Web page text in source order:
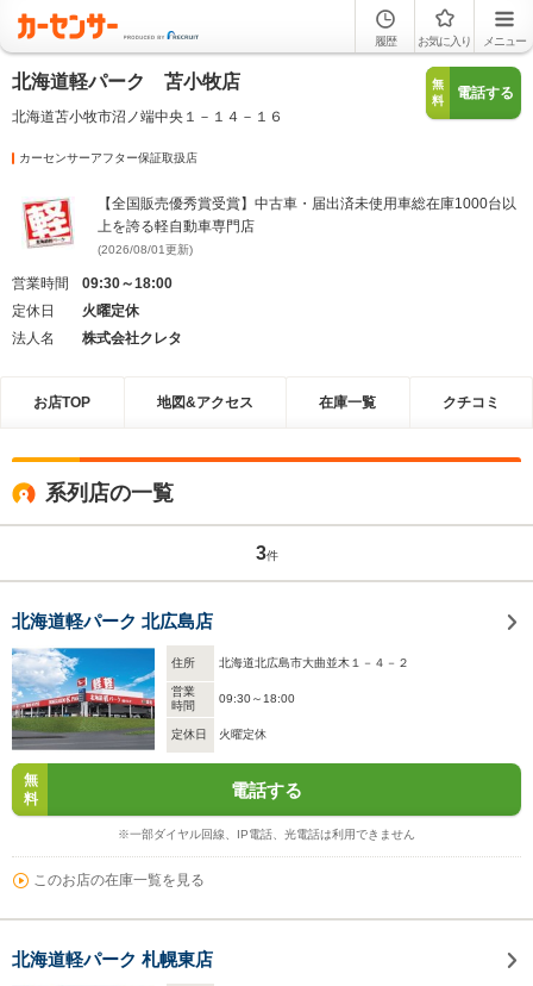
履歴 お気に入り メニュー
北海道軽パーク 苫小牧店
北海道苫小牧市沼ノ端中央１－１４－１６
無
料
電話する
カーセンサーアフター保証取扱店
【全国販売優秀賞受賞】中古車・届出済未使用車総在庫1000台以
上を誇る軽自動車専門店
(2026/08/01更新)
営業時間
09:30～18:00
定休日
火曜定休
法人名
株式会社クレタ
お店TOP 地図&アクセス 在庫一覧 クチコミ
系列店の一覧
3件
北海道軽パーク 北広島店
住所 北海道北広島市大曲並木１－４－２
営業
時間
09:30～18:00
定休日 火曜定休
無
料
電話する
※一部ダイヤル回線、IP電話、光電話は利用できません
このお店の在庫一覧を見る
北海道軽パーク 札幌東店